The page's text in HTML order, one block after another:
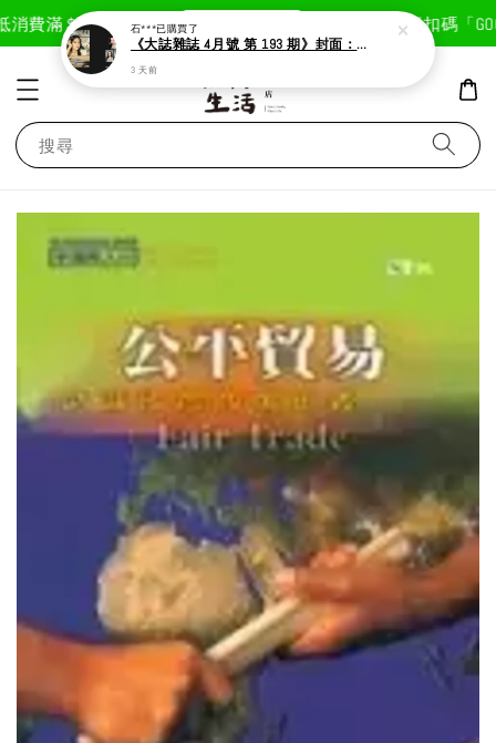
消費滿＄1800免運費 現在去購物！ 首次註冊輸入折扣碼「
搜尋
石***已購買了
《大誌雜誌 4月號 第 193 期》封面：Solar 頌樂
3 天前